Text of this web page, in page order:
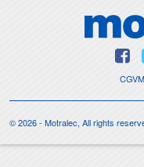
CGV
© 2026 - Motralec, All rights